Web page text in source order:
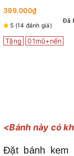
399.000₫
5 (14 đánh giá)
Đã
Tặng 01mũ+nến
<Bánh này có
Đặt bánh kem